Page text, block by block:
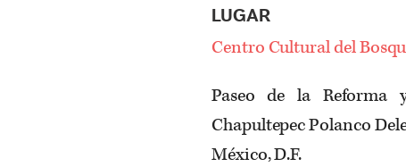
LUGAR
Centro Cultural del
Paseo de la Reforma
Chapultepec Polanco
México, D.F.